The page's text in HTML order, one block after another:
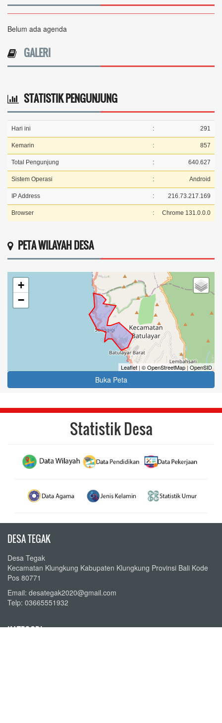
Belum ada agenda
GALERI
STATISTIK PENGUNJUNG
Hari ini : 291
Kemarin : 857
Total Pengunjung : 640.627
Sistem Operasi : Android
IP Address : 216.73.217.169
Browser : Chrome 131.0.0.0
PETA WILAYAH DESA
+
−
Leaflet | © OpenStreetMap| OpenSID
Buka Peta
Statistik Desa
DESA TEGAK
Desa Tegak
Kecamatan Klungkung Kabupaten Klungkung Provinsi Bali Kode
Pos 80771
Email: desategak2020@gmail.com
Telp: 03665551932
KATEGORI